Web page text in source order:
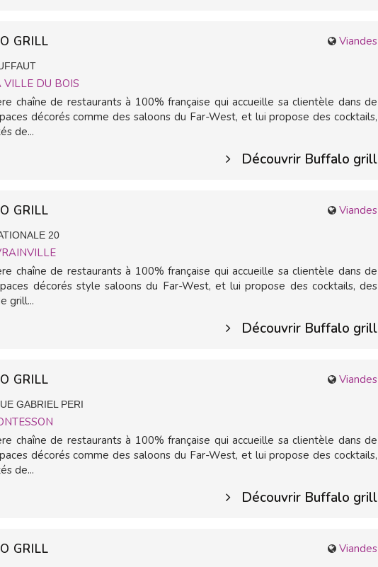
Viandes
GRILL
VILLE DU BOIS
chaîne de restaurants à 100% française qui accueille sa clientèle dans de
décorés comme des saloons du Far-West, et lui propose des cocktails,
de...
Découvrir Buffalo grill
Viandes
GRILL
20
chaîne de restaurants à 100% française qui accueille sa clientèle dans de
décorés style saloons du Far-West, et lui propose des cocktails, des
grill...
Découvrir Buffalo grill
Viandes
GRILL
GABRIEL PERI
chaîne de restaurants à 100% française qui accueille sa clientèle dans de
décorés comme des saloons du Far-West, et lui propose des cocktails,
de...
Découvrir Buffalo grill
Viandes
GRILL